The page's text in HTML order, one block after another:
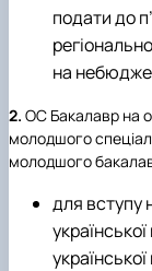
подати до
на
2. ОС Бакалавр на
молодшого
молодшого
для вступу